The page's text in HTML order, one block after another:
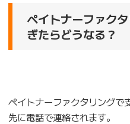
ペイトナーファク
ぎたらどうなる？
ペイトナーファクタリングで
先に電話で連絡されます。